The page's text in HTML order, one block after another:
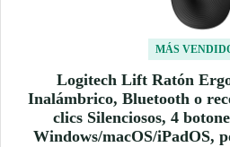
MÁS
Logitech Lift Ratón
Inalámbrico, Bluetooth o
clics Silenciosos, 4
Windows/macOS/iPadOS,